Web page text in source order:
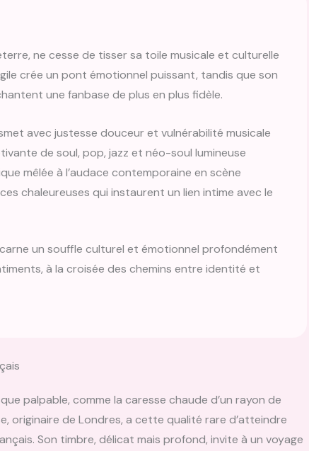
ne cesse de tisser sa toile musicale et culturelle
crée un pont émotionnel puissant, tandis que son
une fanbase de plus en plus fidèle.
avec justesse douceur et vulnérabilité musicale
de soul, pop, jazz et néo-soul lumineuse
mêlée à l’audace contemporaine en scène
chaleureuses qui instaurent un lien intime avec le
un souffle culturel et émotionnel profondément
à la croisée des chemins entre identité et
palpable, comme la caresse chaude d’un rayon de
originaire de Londres, a cette qualité rare d’atteindre
Son timbre, délicat mais profond, invite à un voyage